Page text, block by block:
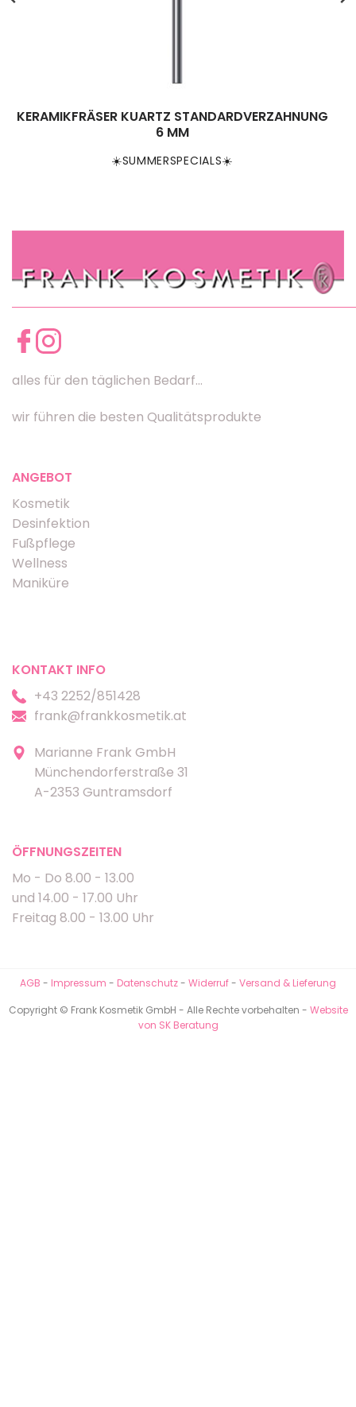
☀️SUMMERSPECIALS☀️
KERAMIKFRÄSER KUARTZ STANDARDVERZAHNUNG
6 MM
alles für den täglichen Bedarf...
wir führen die besten Qualitätsprodukte
ANGEBOT
Kosmetik
Desinfektion
Fußpflege
Wellness
Maniküre
KONTAKT INFO
+43 2252/851428
frank@frankkosmetik.at
Marianne Frank GmbH
Münchendorferstraße 31
A-2353 Guntramsdorf
ÖFFNUNGSZEITEN
Mo - Do 8.00 - 13.00
und 14.00 - 17.00 Uhr
Freitag 8.00 - 13.00 Uhr
AGB - Impressum - Datenschutz- Widerruf- Versand & Lieferung
Copyright © Frank Kosmetik GmbH - Alle Rechte vorbehalten - Website
von SK Beratung